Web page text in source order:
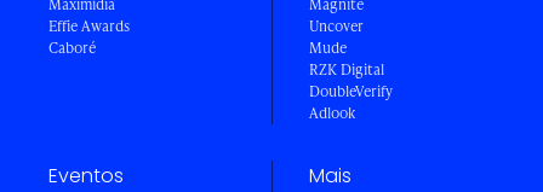
Maximídia
Effie Awards
Caboré
Magnite
Uncover
Mude
RZK Digital
DoubleVerify
Adlook
Eventos Mais